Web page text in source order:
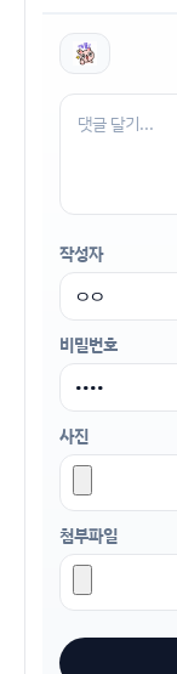
작성자
비밀번호
사진
첨부파일